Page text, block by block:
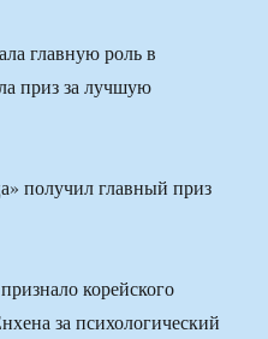
главную роль в
приз за лучшую
корейского
за психологический